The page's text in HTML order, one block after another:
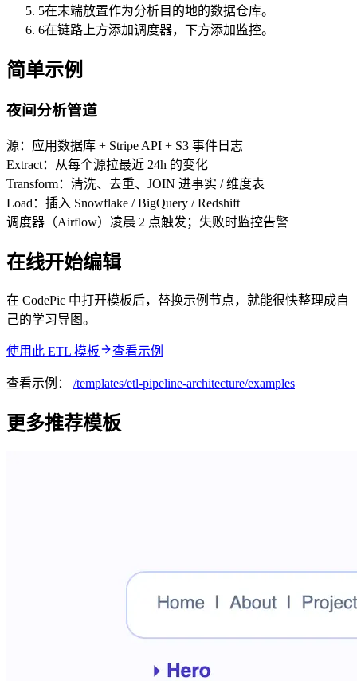
5在末端放置作为分析目的地的数据仓库。
6在链路上方添加调度器，下方添加监控。
简单示例
夜间分析管道
源：应用数据库 + Stripe API + S3 事件日志
Extract：从每个源拉最近 24h 的变化
Transform：清洗、去重、JOIN 进事实 / 维度表
Load：插入 Snowflake / BigQuery / Redshift
调度器（Airflow）凌晨 2 点触发；失败时监控告警
在线开始编辑
在 CodePic 中打开模板后，替换示例节点，就能很快整理成自
己的学习导图。
使用此 ETL 模板 查看示例
查看示例： /templates/etl-pipeline-architecture/examples
更多推荐模板